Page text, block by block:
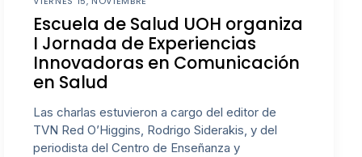
Escuela de Salud UOH organiza
I Jornada de Experiencias
Innovadoras en Comunicación
en Salud
Las charlas estuvieron a cargo del editor de
TVN Red O’Higgins, Rodrigo Siderakis, y del
periodista del Centro de Enseñanza y